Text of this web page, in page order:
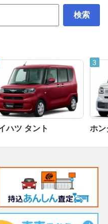
検索
ハツ タント ホン